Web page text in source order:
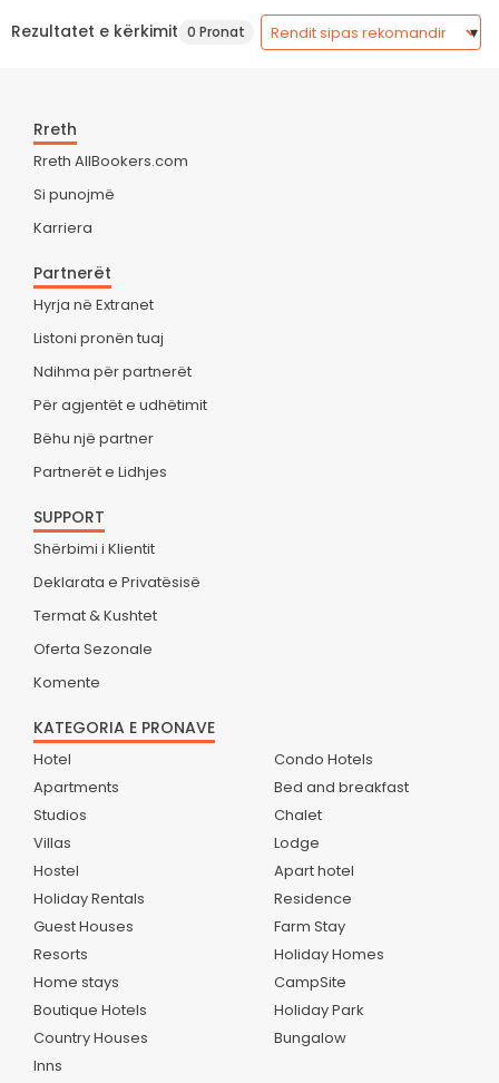
Rezultatet e kërkimit 0 Pronat
Rreth
Rreth AllBookers.com
Si punojmë
Karriera
Partnerët
Hyrja në Extranet
Listoni pronën tuaj
Ndihma për partnerët
Për agjentët e udhëtimit
Bëhu një partner
Partnerët e Lidhjes
SUPPORT
Shërbimi i Klientit
Deklarata e Privatësisë
Termat & Kushtet
Oferta Sezonale
Komente
KATEGORIA E PRONAVE
Hotel
Apartments
Studios
Villas
Hostel
Holiday Rentals
Guest Houses
Resorts
Home stays
Boutique Hotels
Country Houses
Inns
Condo Hotels
Bed and breakfast
Chalet
Lodge
Apart hotel
Residence
Farm Stay
Holiday Homes
CampSite
Holiday Park
Bungalow